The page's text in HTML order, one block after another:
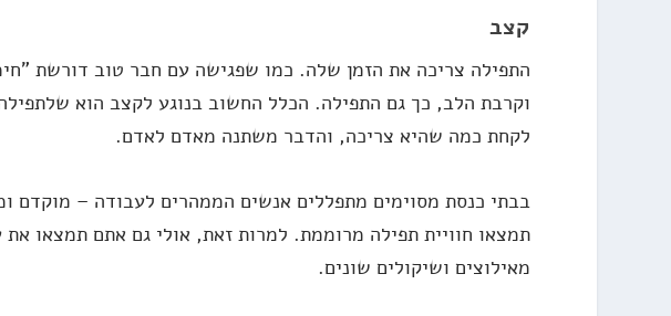
קצב
התפילה צריכה את הזמן שלה. כמו שפגישה עם חבר טוב דורשת
וקרבת הלב, כך גם התפילה. הכלל החשוב בנוגע לקצב הוא
לקחת כמה שהיא צריכה, והדבר משתנה מאדם לאדם.
בבתי כנסת מסוימים מתפללים אנשים הממהרים לעבודה – מוקדם
תמצאו חוויית תפילה מרוממת. למרות זאת, אולי גם אתם תמצאו
מאילוצים ושיקולים שונים.